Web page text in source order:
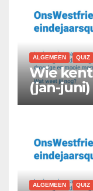
ALGEMEEN QUIZ
Wie
(jan-juni)
ALGEMEEN QUIZ